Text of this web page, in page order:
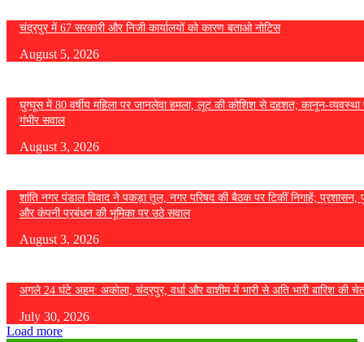
चंद्रपुर में 67 सरकारी और निजी कार्यालयों को कारण बताओ नोटिस
August 5, 2026
घुग्घूस में 80 वर्षीय महिला पर जानलेवा हमला, लूट की कोशिश से दहशत; कानून-व्यवस्था
गंभीर सवाल
August 3, 2026
शांति नगर पंडाल विवाद ने पकड़ा तूल, नगर परिषद की बैठक पर टिकीं निगाहें; प्रशासन,
और कंपनी प्रबंधन की भूमिका पर उठे सवाल
August 3, 2026
अगले 24 घंटे अहम: अकोला, चंद्रपुर, वर्धा और वाशीम में भारी से अति भारी बारिश की
July 30, 2026
Load more